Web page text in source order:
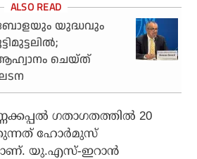
യുദ്ധവും
ചെയ്ത്
ഗതാഗതത്തില്‍ 20
ഹോര്‍മുസ്
യു.എസ്-ഇറാന്‍